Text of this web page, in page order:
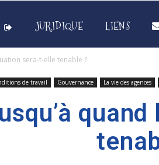
JURIDIQUE LIENS
sera-t-elle tenable ?
de travail Gouvernance La vie des agences